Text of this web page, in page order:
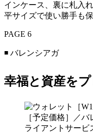
インケース、裏に札入
平サイズで使い勝手も保
PAGE 6
◾️ バレンシアガ
幸福と資産を